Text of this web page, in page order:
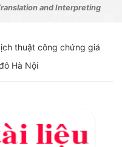
and Interpreting
thuật công chứng giá
Hà Nội